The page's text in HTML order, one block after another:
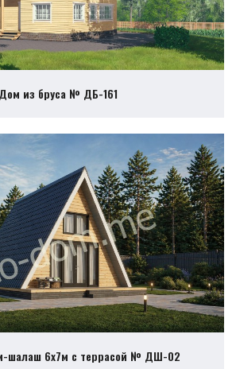
Дом из бруса № ДБ-161
шалаш 6х7м с террасой № ДШ-02